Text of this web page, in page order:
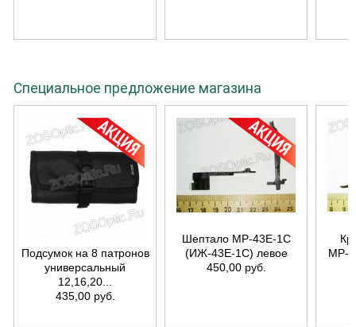
Специальное предложение магазина
Подсумок на 8 патронов
универсальный
12,16,20...
435,00 руб.
Шептало МР-43Е-1С
(ИЖ-43Е-1С) левое
450,00 руб.
МР-